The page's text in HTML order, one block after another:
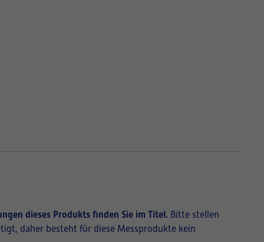
dieses Produkts finden Sie im Titel. Bitte stellen
daher besteht für diese Messprodukte kein